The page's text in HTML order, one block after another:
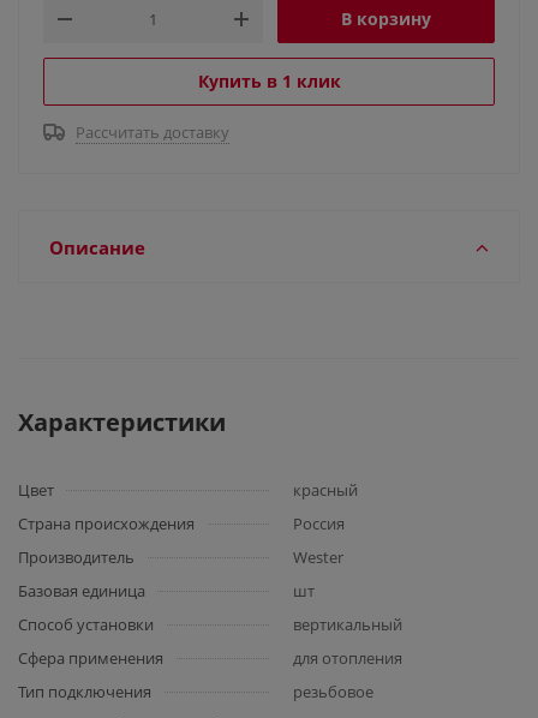
В корзину
Купить в 1 клик
Рассчитать доставку
Описание
Характеристики
Цвет
красный
Страна происхождения
Россия
Производитель
Wester
Базовая единица
шт
Способ установки
вертикальный
Сфера применения
для отопления
Тип подключения
резьбовое